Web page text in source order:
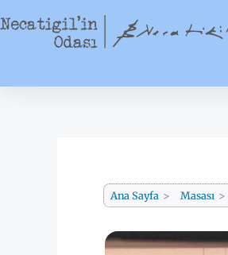
atla
Ana Sayfa Masası